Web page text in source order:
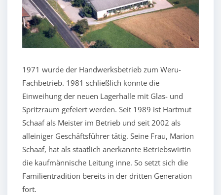
1971 wurde der Handwerksbetrieb zum Weru-
Fachbetrieb. 1981 schließlich konnte die
Einweihung der neuen Lagerhalle mit Glas- und
Spritzraum gefeiert werden. Seit 1989 ist Hartmut
Schaaf als Meister im Betrieb und seit 2002 als
alleiniger Geschäftsführer tätig. Seine Frau, Marion
Schaaf, hat als staatlich anerkannte Betriebswirtin
die kaufmännische Leitung inne. So setzt sich die
Familientradition bereits in der dritten Generation
fort.